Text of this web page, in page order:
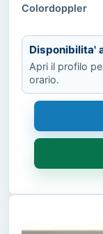
Colordoppler
Disponibilita'
Apri il profilo
orario.